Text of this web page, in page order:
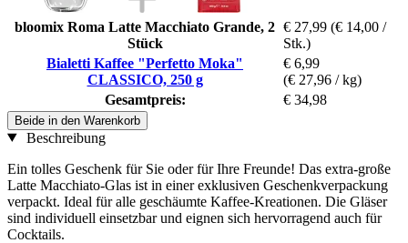
bloomix Roma Latte Macchiato Grande, 2
Stück
€ 27,99 (€ 14,00 /
Stk.)
Bialetti Kaffee "Perfetto Moka"
CLASSICO, 250 g
€ 6,99
(€ 27,96 / kg)
Gesamtpreis:
€ 34,98
Beide in den Warenkorb
Beschreibung
Ein tolles Geschenk für Sie oder für Ihre Freunde! Das extra-große
Latte Macchiato-Glas ist in einer exklusiven Geschenkverpackung
verpackt. Ideal für alle geschäumte Kaffee-Kreationen. Die Gläser
sind individuell einsetzbar und eignen sich hervorragend auch für
Cocktails.